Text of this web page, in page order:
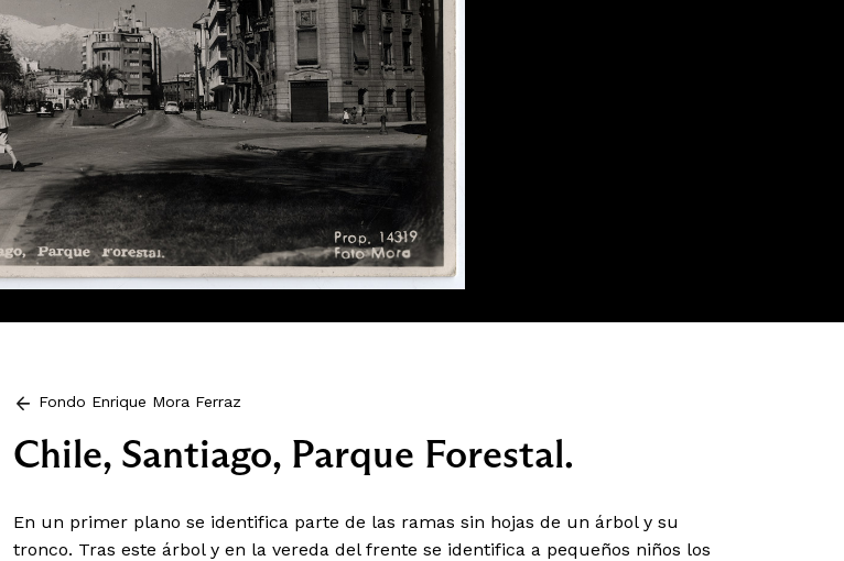
Fondo Enrique Mora Ferraz
Chile, Santiago, Parque Forestal.
En un primer plano se identifica parte de las ramas sin hojas de un árbol y su
tronco. Tras este árbol y en la vereda del frente se identifica a pequeños niños los